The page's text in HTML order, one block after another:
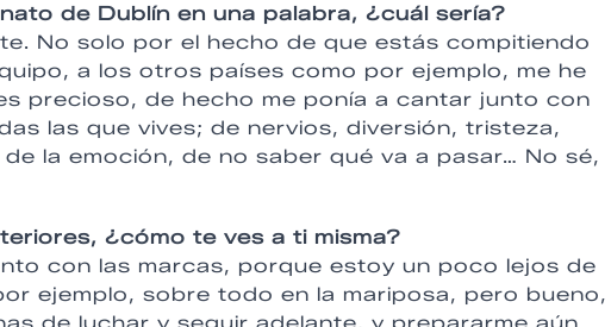
de Dublín en una palabra, ¿cuál sería?
No solo por el hecho de que estás compitiendo
a los otros países como por ejemplo, me he
precioso, de hecho me ponía a cantar junto con
las que vives; de nervios, diversión, tristeza,
la emoción, de no saber qué va a pasar… No sé,
¿cómo te ves a ti misma?
con las marcas, porque estoy un poco lejos de
ejemplo, sobre todo en la mariposa, pero bueno,